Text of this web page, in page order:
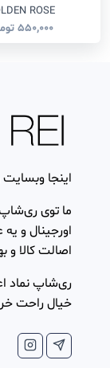
ROSE
۵۵۰,۰۰۰ تومان
اینجا
ما توی
اورجینال و
اصالت کالا
ری‌شاپ نماد
خیال راحت